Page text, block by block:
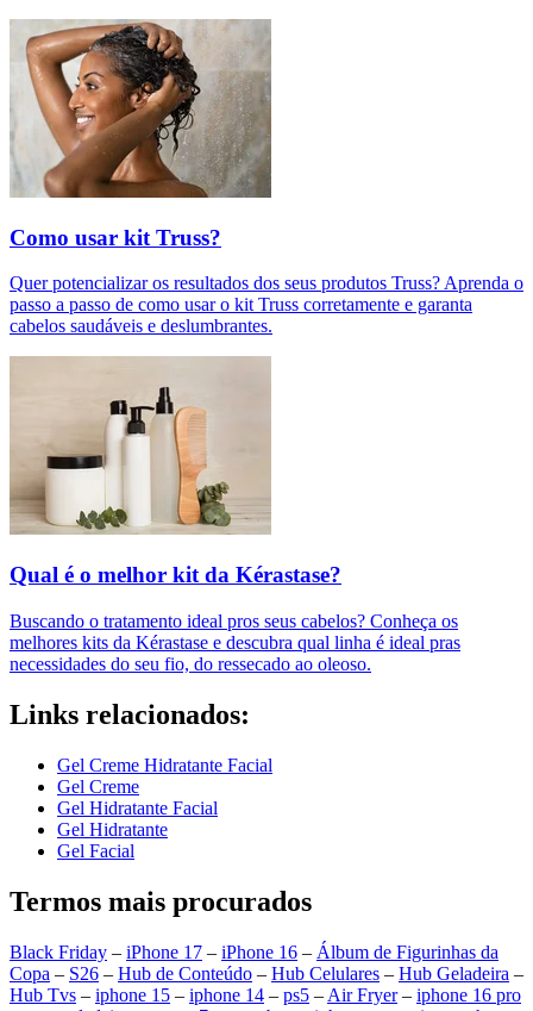
Como usar kit Truss?
Quer potencializar os resultados dos seus produtos Truss? Aprenda o
passo a passo de como usar o kit Truss corretamente e garanta
cabelos saudáveis e deslumbrantes.
Qual é o melhor kit da Kérastase?
Buscando o tratamento ideal pros seus cabelos? Conheça os
melhores kits da Kérastase e descubra qual linha é ideal pras
necessidades do seu fio, do ressecado ao oleoso.
Links relacionados:
Gel Creme Hidratante Facial
Gel Creme
Gel Hidratante Facial
Gel Hidratante
Gel Facial
Termos mais procurados
Black Friday – iPhone 17 – iPhone 16 – Álbum de Figurinhas da
Copa – S26 – Hub de Conteúdo – Hub Celulares – Hub Geladeira –
Hub Tvs – iphone 15 – iphone 14 – ps5 – Air Fryer– iphone 16 pro